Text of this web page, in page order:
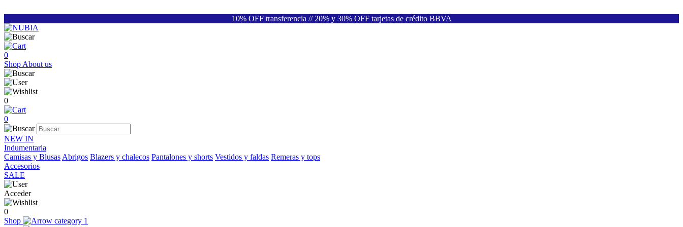
10% OFF transferencia // 20% y 30% OFF tarjetas de crédito BBVA
0
Shop About us
0
0
NEW IN
Indumentaria
Camisas y Blusas Abrigos Blazers y chalecos Pantalones y shorts Vestidos y faldas Remeras y tops
Accesorios
SALE
Acceder
0
Shop